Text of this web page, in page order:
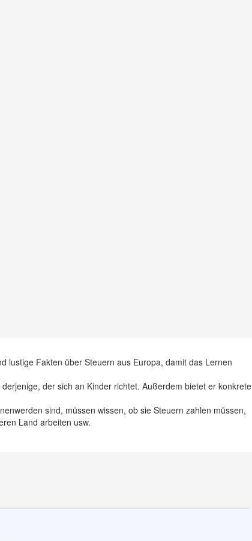
lustige Fakten über Steuern aus Europa, damit das Lernen
der sich an Kinder richtet. Außerdem bietet er konkrete
sind, müssen wissen, ob sie Steuern zahlen müssen,
Land arbeiten usw.